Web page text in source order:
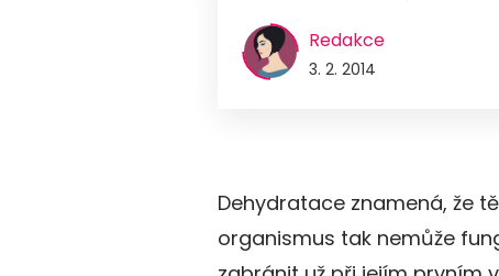
Redakce
3. 2. 2014
Dehydratace znamená, že
organismus tak nemůže